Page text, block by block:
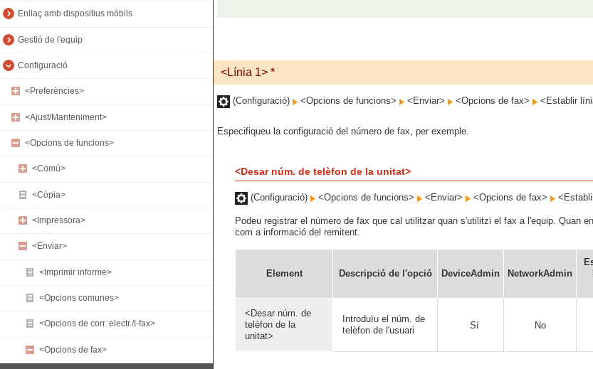
Enllaç amb dispositius mòbils
Gestió de l'equip
Configuració
<Preferències>
<Ajust/Manteniment>
<Opcions de funcions>
<Comú>
<Còpia>
<Impressora>
<Enviar>
<Imprimir informe>
<Opcions comunes>
<Opcions de corr. electr./I-fax>
<Opcions de fax>
<Línia 1> *
(Configuració) <Opcions de funcions> <Enviar> <Opcions de fax> <Establir
Especifiqueu la configuració del número de fax, per exemple.
<Desar núm. de telèfon de la unitat>
(Configuració) <Opcions de funcions> <Enviar> <Opcions de fax>
Podeu registrar el número de fax que cal utilitzar quan s'utilitzi el fax a l'equip. Quan
com a informació del remitent.
Element Descripció de l'opció DeviceAdmin NetworkAdmin
<Desar núm. de
telèfon de la
unitat>
Introduïu el núm. de
telèfon de l'usuari
Sí No